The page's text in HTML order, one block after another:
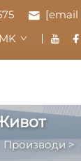
[email
MK
Производи >